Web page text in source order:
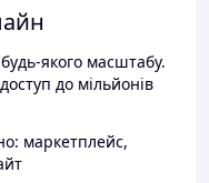
якого масштабу.
до мільйонів
маркетплейс,